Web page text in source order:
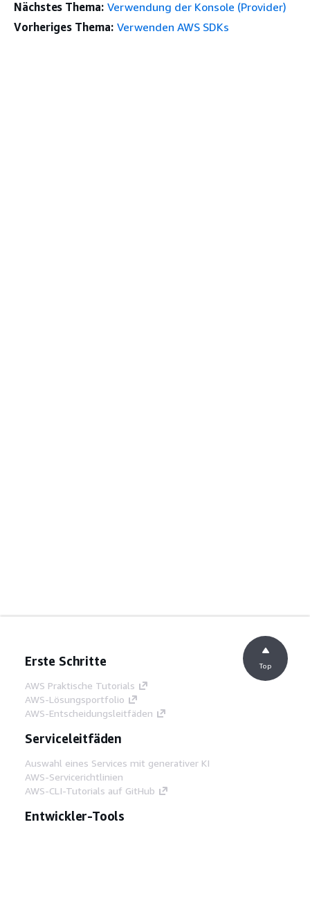
Nächstes Thema: Verwendung der Konsole (Provider)
Vorheriges Thema: Verwenden AWS SDKs
Erste Schritte
AWS Praktische Tutorials
AWS-Lösungsportfolio
AWS-Entscheidungsleitfäden
Serviceleitfäden
Auswahl eines Services mit generativer KI
AWS-Servicerichtlinien
AWS-CLI-Tutorials auf GitHub
Entwickler-Tools
Top